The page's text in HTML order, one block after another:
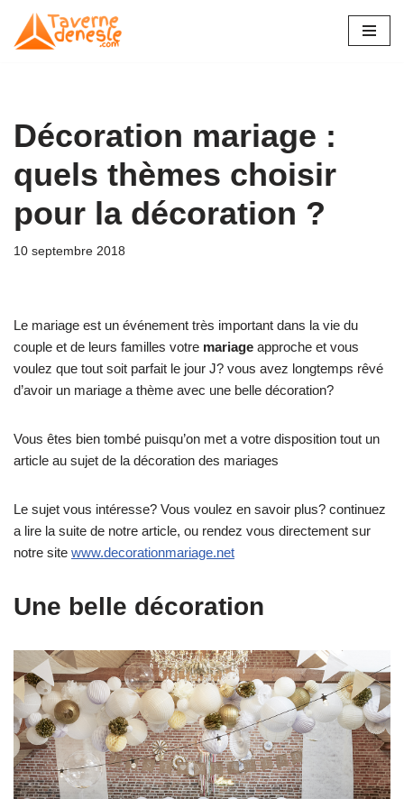
Aller
Décoration mariage :
quels thèmes choisir
pour la décoration ?
10 septembre 2018
Le mariage est un événement très important dans la vie du
couple et de leurs familles votre mariage approche et vous
voulez que tout soit parfait le jour J? vous avez longtemps rêvé
d’avoir un mariage a thème avec une belle décoration?
Vous êtes bien tombé puisqu’on met a votre disposition tout un
article au sujet de la décoration des mariages
Le sujet vous intéresse? Vous voulez en savoir plus? continuez
a lire la suite de notre article, ou rendez vous directement sur
notre site www.decorationmariage.net
Une belle décoration